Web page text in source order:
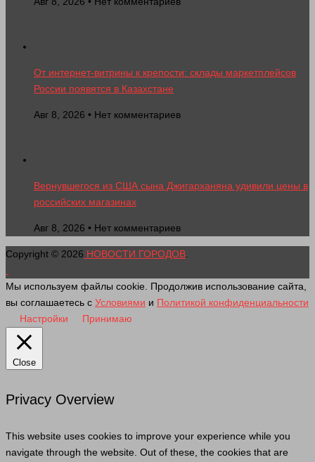
От интернет-витрины к крепости: склады маркетплейсов
России появятся в Казахстане
Авг 8, 2026 • Нет комментариев
Вернувшегося из США сына Джигарханяна удивили цены в
российских магазинах
Авг 8, 2026 • Нет комментариев
Copyright © 2026 НОВОСТИ ГОРОДОВ
Мы используем файлы cookie. Продолжив использование сайта,
вы соглашаетесь с Условиями и Политикой конфиденциальности
Настройки
Принимаю
Close
Privacy Overview
This website uses cookies to improve your experience while you
navigate through the website. Out of these, the cookies that are